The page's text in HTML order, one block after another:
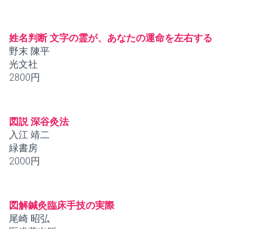
姓名判断 文字の霊が、あなたの運命を左右する
野末 陳平
光文社
2800円
図説 深谷灸法
入江 靖二
緑書房
2000円
図解鍼灸臨床手技の実際
尾崎 昭弘